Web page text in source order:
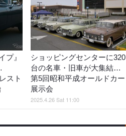
プ』
スト
ショッピングセンターに320
台の名車・旧車が大集結…
第5回昭和平成オールドカー
展示会
2025.4.26 Sat 11:00